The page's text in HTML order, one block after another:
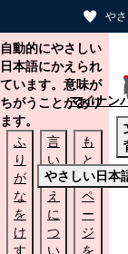
や
本文へスキップする
自動的にやさしい
日本語にかえられ
ています。意味が
ちがうことがあり
ます。
ふ
り
が
な
を
け
す
言
い
替
え
に
つ
い
も
と
の
ペ
ー
ジ
を
マイナン
やさしい日本